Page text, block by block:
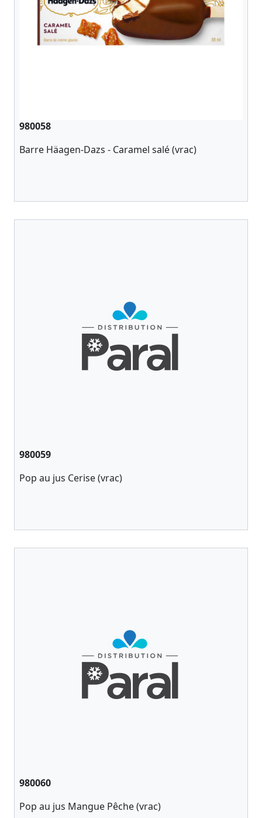
980058
Barre Häagen-Dazs - Caramel salé (vrac)
980059
Pop au jus Cerise (vrac)
980060
Pop au jus Mangue Pêche (vrac)